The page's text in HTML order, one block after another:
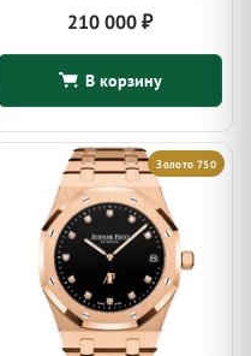
210 000 ₽
В корзину
Золото 750